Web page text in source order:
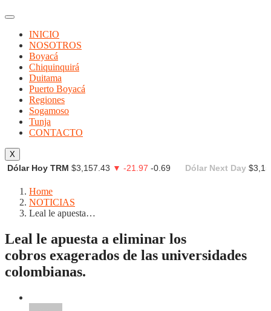
INICIO
NOSOTROS
Boyacá
Chiquinquirá
Duitama
Puerto Boyacá
Regiones
Sogamoso
Tunja
CONTACTO
X
Dólar Hoy TRM $3,157.43 ▼ -21.97 -0.69 Dólar Next Day
Home
NOTICIAS
Leal le apuesta…
Leal le apuesta a eliminar los
cobros exagerados de las universidades
colombianas.